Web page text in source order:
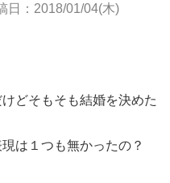
日：2018/01/04(木)
どそもそも結婚を決めた
は１つも無かったの？